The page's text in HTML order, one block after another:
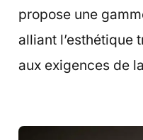
propose une
alliant l’esthétique
aux exigences de